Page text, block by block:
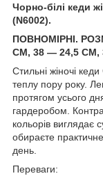
Чорно-білі кеди
(N6002).
ПОВНОМІРНІ.
СМ, 38 — 24,5 СМ,
Стильні жіночі
теплу пору року.
протягом усього
гардеробом.
кольорів виглядає
обираєте
день.
Переваги: